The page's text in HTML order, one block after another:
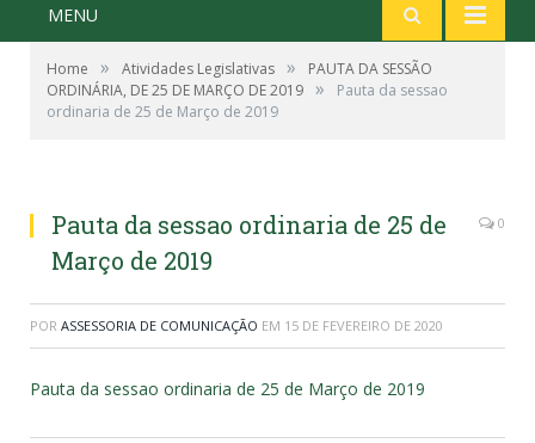
MENU
Home » Atividades Legislativas »
PAUTA DA SESSÃO
ORDINÁRIA, DE 25 DE MARÇO DE 2019 »
Pauta da sessao
ordinaria de 25 de Março de 2019
Pauta da sessao ordinaria de 25 de
Março de 2019
0
POR ASSESSORIA DE COMUNICAÇÃO EM 15 DE FEVEREIRO DE 2020
Pauta da sessao ordinaria de 25 de Março de 2019